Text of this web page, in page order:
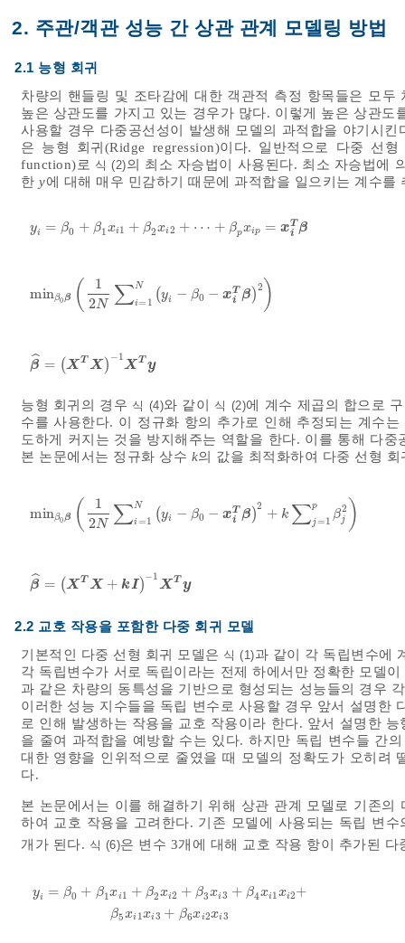
2. 주관/객관 성능 간 상관 관계 모델링 방법
2.1 능형 회귀
차량의 핸들링 및 조타감에 대한 객관적 측정 항목들은 모
높은 상관도를 가지고 있는 경우가 많다. 이렇게 높은 상관
사용할 경우 다중공선성이 발생해 모델의 과적합을 야기시
은 능형 회귀(Ridge regression)이다. 일반적으로 다중 선
function)로 식 (2)의 최소 자승법이 사용된다. 최소 자승법에
한 y에 대해 매우 민감하기 때문에 과적합을 일으키는 계수를
yi = β0 + β1 xi1 + β2xi2 + ⋯ + βpxip = xT
i β
y i=β0+ β1xi1+ β2 x i 2 +⋯+βp xip=x iT
minβ0 β (
1
2N ∑N
i= 1 (yi − β0 − xT
i
β )2 )
minβ 0β 1 N∑i =1Nyi- β0- xiT β
β
ˆ = (X T X) −1
X T y
β^=XTX -1XTy
능형 회귀의 경우 식 (4)와 같이 식 (2)에 계수 제곱의 합으로
수를 사용한다. 이 정규화 항의 추가로 인해 추정되는 계수는
도하게 커지는 것을 방지해주는 역할을 한다. 이를 통해 다
본 논문에서는 정규화 상수 k의 값을 최적화하여 다중 선형
minβ0 β (
1
2N ∑N
i =1 (yi − β0 − xT
i
β )2 + k ∑p
j =1
β2
j )
mi nβ 0 1 2N ∑i =1 Nyi-β 0-x Tβ2 +k ∑ = 1p β
β
ˆ = (X T X + k I )−1
X T y
β^ =X TX+kI 1XTy
2.2 교호 작용을 포함한 다중 회귀 모델
기본적인 다중 선형 회귀 모델은 식 (1)과 같이 각 독립변수에
각 독립변수가 서로 독립이라는 전제 하에서만 정확한 모델
과 같은 차량의 동특성을 기반으로 형성되는 성능들의 경우
이러한 성능 지수들을 독립 변수로 사용할 경우 앞서 설명한
로 인해 발생하는 작용을 교호 작용이라 한다. 앞서 설명한
을 줄여 과적합을 예방할 수는 있다. 하지만 독립 변수들 간
대한 영향을 인위적으로 줄였을 때 모델의 정확도가 오히려
다.
본 논문에서는 이를 해결하기 위해 상관 관계 모델로 기존
하여 교호 작용을 고려한다. 기존 모델에 사용되는 독립 변
개가 된다. 식 (6)은 변수 3개에 대해 교호 작용 항이 추가된
yi = β0 + β1xi1 + β2xi2 + β3xi3 + β4xi1 xi2+
β5xi 1xi3 + β6xi2xi3
yi= 0 + x 1 +β xi 2 β i 3+ β4 1 x 2+ β5